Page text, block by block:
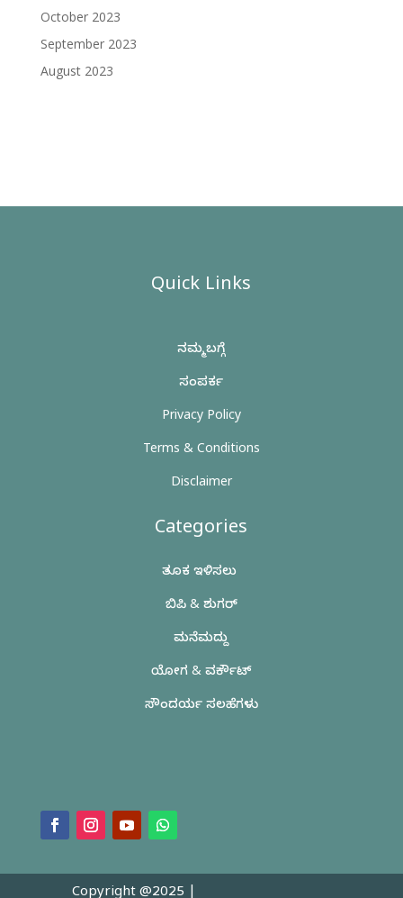
October 2023
September 2023
August 2023
Quick Links
ನಮ್ಮ ಬಗ್ಗೆ
ಸಂಪರ್ಕ
Privacy Policy
Terms & Conditions
Disclaimer
Categories
ತೂಕ ಇಳಿಸಲು
ಬಿಪಿ & ಶುಗರ್
ಮನೆಮದ್ದು
ಯೋಗ & ವರ್ಕೌಟ್
ಸೌಂದರ್ಯ ಸಲಹೆಗಳು
Copyright @2025 |